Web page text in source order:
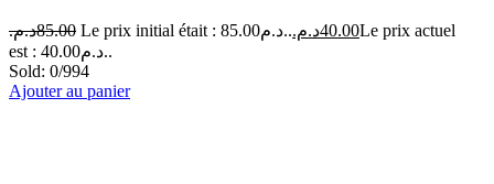
85.00د.م. Le prix initial était : 85.00د.م.. 40.00د.م.
Le prix actuel
est : 40.00د.م..
Sold: 0/994
Ajouter au panier